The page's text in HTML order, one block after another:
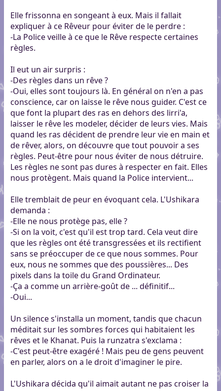
Elle frissonna en songeant à eux. Mais il fallait
expliquer à ce Rêveur pour éviter de le perdre :
-La Police veille à ce que le Rêve respecte certaines
règles.
Il eut un air surpris :
-Des règles dans un rêve ?
-Oui, elles sont toujours là. En général on n'en a pas
conscience, car on laisse le rêve nous guider. C'est ce
que font la plupart des ras en dehors des lirri'a,
laisser le rêve les modeler, décider de leurs vies. Mais
quand les ras décident de prendre leur vie en main et
de rêver, alors, on découvre que tout pouvoir a ses
règles. Peut-être pour nous éviter de nous détruire.
Les règles ne sont pas dures à respecter en fait. Elles
nous protègent. Mais quand la Police intervient...
Elle tremblait de peur en évoquant cela. L'Ushikara
demanda :
-Elle ne nous protège pas, elle ?
-Si on la voit, c'est qu'il est trop tard. Cela veut dire
que les règles ont été transgressées et ils rectifient
sans se préoccuper de ce que nous sommes. Pour
eux, nous ne sommes que des poussières... Des
pixels dans la toile du Grand Ordinateur.
-Ça a comme un arrière-goût de ... définitif...
-Oui...
Un silence s'installa un moment, tandis que chacun
méditait sur les sombres forces qui habitaient les
rêves et le Khanat. Puis la runzatra s'exclama :
-C'est peut-être exagéré ! Mais peu de gens peuvent
en parler, alors on a le droit d'imaginer le pire.
L'Ushikara décida qu'il aimait autant ne pas croiser la